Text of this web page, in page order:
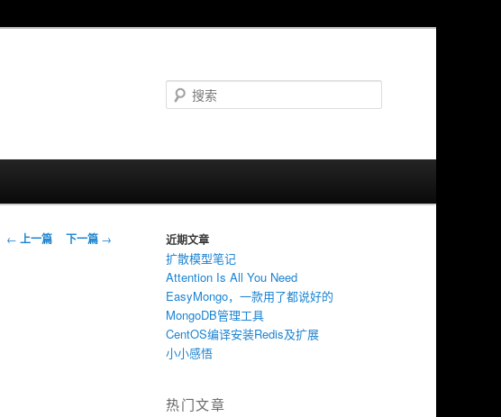
文
← 上一篇 下一篇 → 近期文章
扩散模型笔记
Attention Is All You Need
EasyMongo，一款用了都说好的
MongoDB管理工具
CentOS编译安装Redis及扩展
小小感悟
热门文章